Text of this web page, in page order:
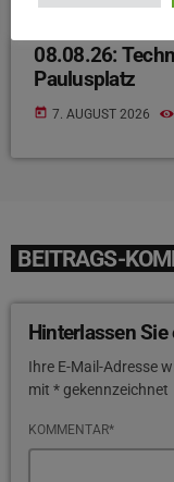
08.08.26:
Paulusplatz
today 7. AUGUST 2026
BEITRAGS-
Hinterlassen
Ihre E-Mail-Adresse
mit * gekennzeichnet
KOMMENTAR*